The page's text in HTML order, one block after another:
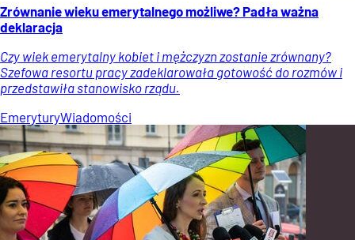
Zrównanie wieku emerytalnego możliwe? Padła ważna
deklaracja
Czy wiek emerytalny kobiet i mężczyzn zostanie zrównany?
Szefowa resortu pracy zadeklarowała gotowość do rozmów i
przedstawiła stanowisko rządu.
EmeryturyWiadomości